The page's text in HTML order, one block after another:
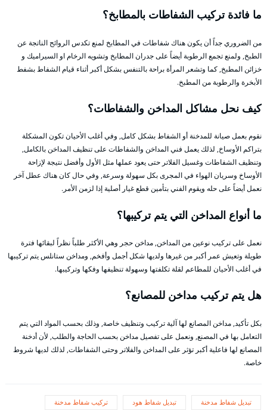
ما فائدة تركيب الشفاطات بالمطابخ؟
من الضروري جداً أن يكون هناك شفاطات في المطابخ لمنع تكدس الروائح الناتجة عن
الطبخ, ولمنع تجمع الرطوبة أيضاً على جدران المطابخ وتشويه الرخام او السيراميك و
خزائن المطبخ, كما وتشعر المرأة براحة بالتنفس بشكل أكبر أثناء قيام الشفاط بشفط
الأبخرة والرطوبة من المطبخ.
كيف نحل مشاكل المداخن والشفاطات؟
نقوم بعمل صيانة للمدخنة أو الشفاط بشكل كامل, وفي أغلب الأحيان تكون المشكلة
بتراكم الأوساخ, لذلك يعمل فني المداخن والشفاطات على تنظيف المداخن بالكامل,
وتنظيف الشفاطات وغسيل الفلاتر حتى يعود عملها مثل الأول وأفضل نتيجة لإزاحة
الأوساخ وسريان الهواء في المجرى بكل سهولة وسرعة, وفي حال كان هناك عطل آخر
نعمل أيضاً على حله ويقوم الفني بتأمين قطع غيار أصلية إذا لزمن الأمر.
ما أنواع المداخن التي يتم تركيبها؟
نعمل على تركيب نوعين من المداخن, مداخن حجر وهي الأكثر طلباً نظراً لبقائها فترة
طويلة وتعيش عمر أكبر من غيرها ولديها شكل أجمل وأفخم, ومداخن ستانلس يتم تركيبها
في أغلب الأحيان للمطاعم لقلة تكلفتها وسهولة تنظيفها وفكها وتركيبها.
هل يتم تركيب مداخن للمصانع؟
بكل تأكيد, مداخن المصانع لها آلية تركيب وتنظيف خاصة, وذلك بحسب المواد التي يتم
التعامل بها في المصنع, ونعمل على تفصيل مداخن بحسب الحاجة والطلب, لأن أدخنة
المصانع لها فاعلية أكبر تؤثر على المداخن والفلاتر وحتى الشفاطات, لذلك لديها شروط
خاصة.
تبديل شفاط مدخنة تبديل شفاط هود تركيب شفاط مدخنة